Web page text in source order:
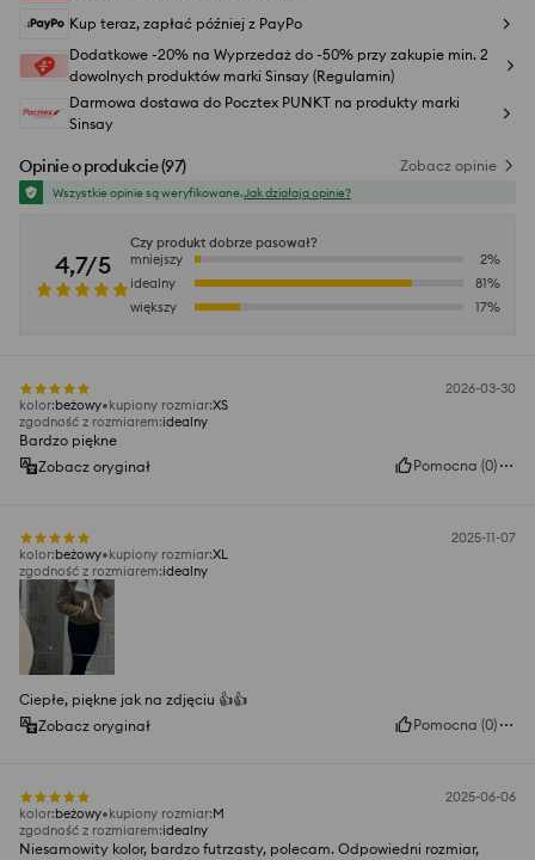
Kup teraz, zapłać później z PayPo
Dodatkowe -20% na Wyprzedaż do -50% przy zakupie min. 2
dowolnych produktów marki Sinsay (Regulamin)
Darmowa dostawa do Pocztex PUNKT na produkty marki
Sinsay
Opinie o produkcie(97) Zobacz opinie
Wszystkie opinie są weryfikowane.Jak działają opinie?
4,7/5
Czy produkt dobrze pasował?
mniejszy
2%
idealny
81%
większy
17%
2026-03-30
kolor:beżowy kupiony rozmiar:XS
zgodność z rozmiarem:idealny
Bardzo piękne
Zobacz oryginał
Pomocna (0)
2025-11-07
kolor:beżowy kupiony rozmiar:XL
zgodność z rozmiarem:idealny
Ciepłe, piękne jak na zdjęciu 👍️👍️
Zobacz oryginał
Pomocna (0)
2025-06-06
kolor:beżowy kupiony rozmiar:M
zgodność z rozmiarem:idealny
Niesamowity kolor, bardzo futrzasty, polecam. Odpowiedni rozmiar,